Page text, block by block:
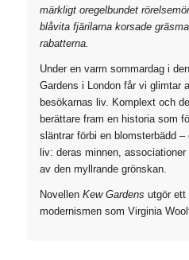
märkligt oregelbundet
blåvita fjärilarna korsade
rabatterna.
Under en varm sommardag i
Gardens i London får vi glimtar
besökarnas liv. Komplext och
berättare fram en historia som
släntrar förbi en blomsterbädd
liv: deras minnen,
av den myllrande grönskan.
Novellen Kew Gardens utgör ett
modernismen som Virginia